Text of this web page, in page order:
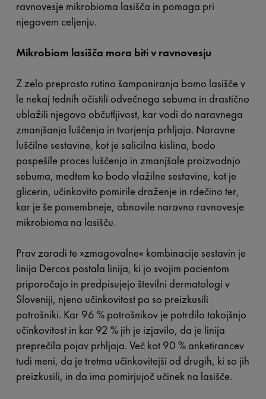
ravnovesje mikrobioma lasišča in pomaga pri
njegovem celjenju.
Mikrobiom lasišča mora biti v ravnovesju
Z zelo preprosto rutino šamponiranja bomo lasišče v
le nekaj tednih očistili odvečnega sebuma in drastično
ublažili njegovo občutljivost, kar vodi do naravnega
zmanjšanja luščenja in tvorjenja prhljaja. Naravne
luščilne sestavine, kot je salicilna kislina, bodo
pospešile proces luščenja in zmanjšale proizvodnjo
sebuma, medtem ko bodo vlažilne sestavine, kot je
glicerin, učinkovito pomirile draženje in rdečino ter,
kar je še pomembneje, obnovile naravno ravnovesje
mikrobioma na lasišču.
Prav zaradi te »zmagovalne« kombinacije sestavin je
linija Dercos postala linija, ki jo svojim pacientom
priporočajo in predpisujejo številni dermatologi v
Sloveniji, njeno učinkovitost pa so preizkusili
potrošniki. Kar 96 % potrošnikov je potrdilo takojšnjo
učinkovitost in kar 92 % jih je izjavilo, da je linija
preprečila pojav prhljaja. Več kot 90 % anketirancev
tudi meni, da je tretma učinkovitejši od drugih, ki so jih
preizkusili, in da ima pomirjujoč učinek na lasišče.